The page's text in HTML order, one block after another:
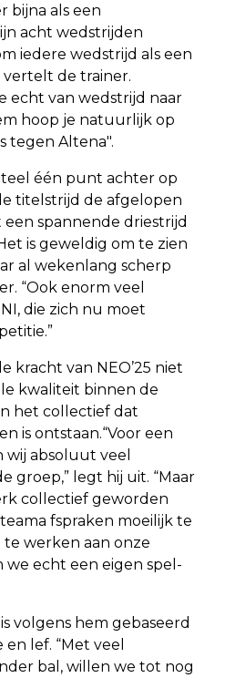
bijna als een
acht wedstrijden
iedere wedstrijd als een
vertelt de trainer.
echt van wedstrijd naar
hoop je natuurlijk op
tegen Altena".
één punt achter op
titelstrijd de afgelopen
spannende driestrijd
is geweldig om te zien
al wekenlang scherp
“Ook enorm veel
die zich nu moet
kracht van NEO’25 niet
kwaliteit binnen de
het collectief dat
is ontstaan.“Voor een
wij absoluut veel
groep,” legt hij uit. “Maar
collectief geworden
fspraken moeilijk te
te werken aan onze
we echt een eigen spel-
volgens hem gebaseerd
lef. “Met veel
bal, willen we tot nog